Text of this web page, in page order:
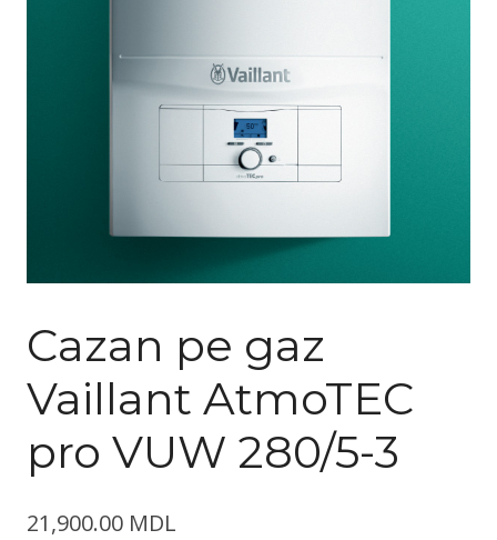
Cazan pe gaz
Vaillant AtmoTEC
pro VUW 280/5-3
21,900.00 MDL